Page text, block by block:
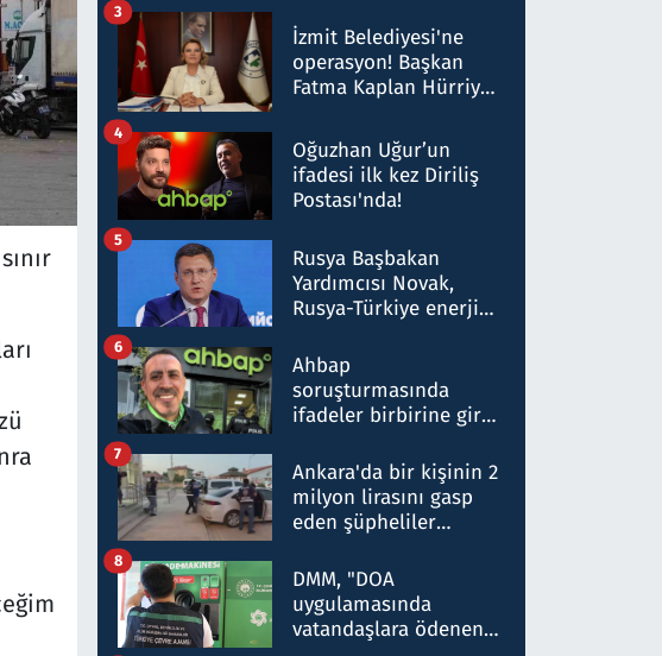
Milyar liralık para
trafiği tespit edildi
İzmit Belediyesi'ne
operasyon! Başkan
Fatma Kaplan Hürriyet
3
Oğuzhan Uğur’un
ifadesi ilk kez Diriliş
Postası'nda!
4
Rusya Başbakan
Yardımcısı Novak,
Rusya-Türkiye enerji
nitelikte olduğunu
belirtti
5
Ahbap
soruşturmasında
ifadeler birbirine girdi:
ifadelerinden ortaya
çıkan tablo şok etti
6
Ankara'da bir kişinin 2
milyon lirasını gasp
eden şüpheliler
7
DMM, "DOA
uygulamasında
vatandaşlara ödenen
8